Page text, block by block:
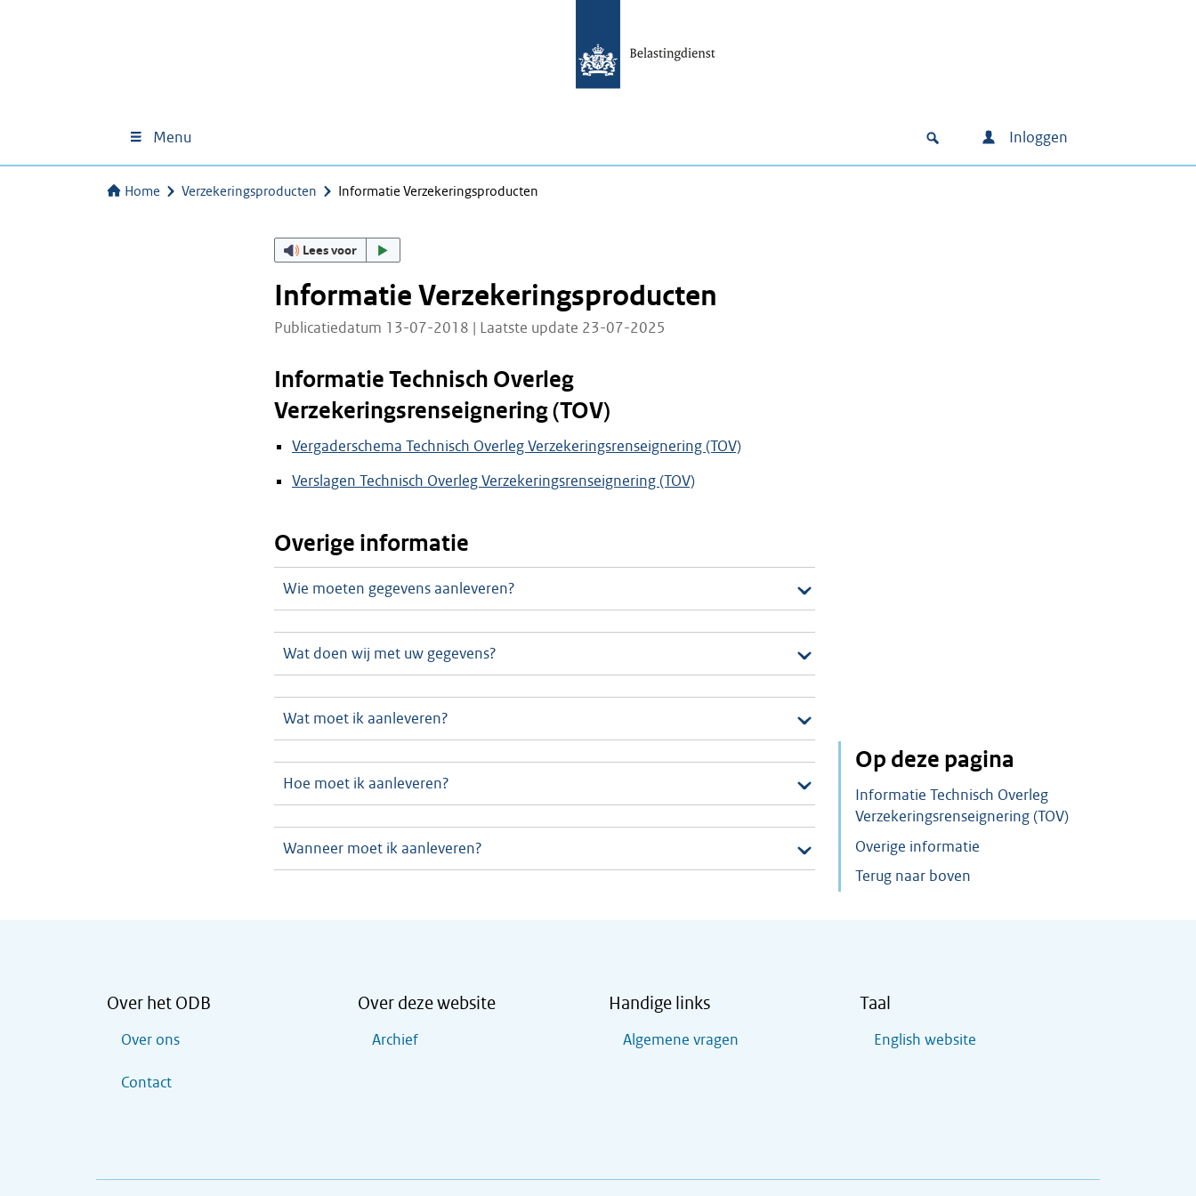
Menu Inloggen
Home Verzekeringsproducten Informatie Verzekeringsproducten
Op deze pagina
Informatie Technisch Overleg
Verzekeringsrenseignering (TOV)
Overige informatie
Terug naar boven
Lees voor
Informatie Verzekeringsproducten
Publicatiedatum 13-07-2018 | Laatste update 23-07-2025
Informatie Technisch Overleg
Verzekeringsrenseignering (TOV)
Vergaderschema Technisch Overleg Verzekeringsrenseignering (TOV)
Verslagen Technisch Overleg Verzekeringsrenseignering (TOV)
Overige informatie
Wie moeten gegevens aanleveren?
Wat doen wij met uw gegevens?
Wat moet ik aanleveren?
Hoe moet ik aanleveren?
Wanneer moet ik aanleveren?
Over het ODB
Over ons
Contact
Over deze website
Archief
Handige links
Algemene vragen
Taal
English website